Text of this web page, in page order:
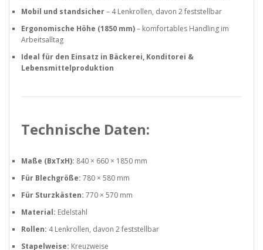
Mobil und standsicher– 4 Lenkrollen, davon 2 feststellbar
Ergonomische Höhe (1850 mm)– komfortables Handling im
Arbeitsalltag
Ideal für den Einsatz in Bäckerei, Konditorei &
Lebensmittelproduktion
Technische Daten:
Maße (BxTxH): 840 × 660 × 1850 mm
Für Blechgröße: 780 × 580 mm
Für Sturzkästen: 770 × 570 mm
Material: Edelstahl
Rollen: 4 Lenkrollen, davon 2 feststellbar
Stapelweise: Kreuzweise